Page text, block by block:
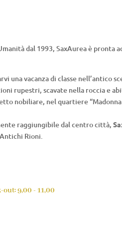
dal 1993, SaxAurea è pronta
una vacanza di classe nell’antico
rupestri, scavate nella roccia e
nobiliare, nel quartiere
raggiungibile dal centro città,
Rioni.
9,00 - 11,00